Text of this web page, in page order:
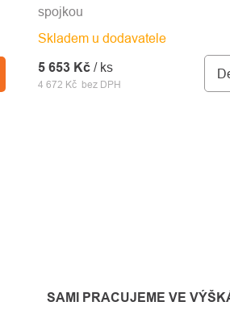
Skladem u dodavatele
4 672 Kč bez DPH
5 653 Kč / ks
spojkou
SAMI PRACUJEME VE